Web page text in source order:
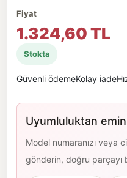
Fiyat
1.324,60 TL
Stokta
Güvenli ödemeKolay iade
Uyumluluktan
Model numaranızı veya
gönderin, doğru parçayı